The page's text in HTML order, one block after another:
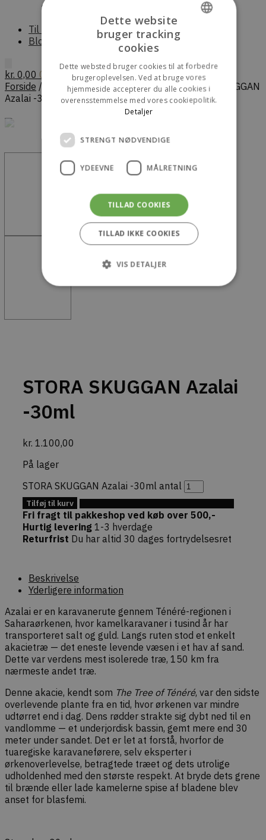
Til boligen
Blog
kr. 0,00 0
Forside / Dame/Accessories/Parfume/STORA SKUGGAN
Azalai -30ml
STORA SKUGGAN Azalai
-30ml
kr. 1.100,00
På lager
STORA SKUGGAN Azalai -30ml antal
Tilføj til kurv
Fri fragt til pakkeshop ved køb over 500,-
Hurtig levering 1-3 hverdage
Returfrist Du har altid 30 dages fortrydelsesret
Beskrivelse
Yderligere information
Azalai er en karavane­rute gennem Ténéré-regionen i
Saharaørkenen, hvor kamelkaravaner i tusind år har
transporteret salt og guld. Langs ruten stod et enkelt
akacietræ — det eneste levende væsen i et hav af sand.
Dette var verdens mest isolerede træ, 150 km fra
nærmeste andet træ.
Denne akacie, kendt som The Tree of Ténéré, var den sidste
overlevende plante fra en tid, hvor ørkenen var mindre
udtørret end i dag. Dens rødder strakte sig dybt ned til en
vandlomme — et underjordisk bassin, gemt mere end 30
meter under sandet. Det er let at forstå, hvorfor de
tuaregiske karavaneførere, selv eksperter i
ørkenoverlevelse, betragtede træet og dets utrolige
udholdenhed med den største respekt. At bryde dets grene
til brænde eller lade kamelerne spise af bladene blev
anset for blasfemi.
Dette website
bruger tracking
cookies
Dette websted bruger cookies til at forbedre
brugeroplevelsen. Ved at bruge vores
hjemmeside accepterer du alle cookies i
overensstemmelse med vores cookiepolitik.
Detaljer
STRENGT NØDVENDIGE
YDEEVNE MÅLRETNING
TILLAD COOKIES
TILLAD IKKE COOKIES
VIS DETALJER
Provider /
commercekit-
nonce-value
dekarl.dk
1 time
minutter
sikkert af
faktiske
commercekit-
nonce-state
dekarl.dk
1 time
59
(state) for
session i
pluginnet.
beskytter
ægthed